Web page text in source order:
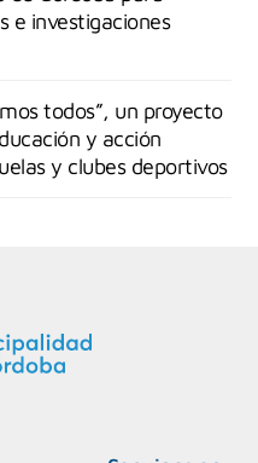
e investigaciones
todos”, un proyecto
y acción
y clubes deportivos